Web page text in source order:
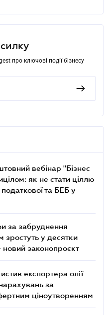
про ключові події бізнесу
вебінар "Бізнес
як не стати ціллю
та БЕБ у
за забруднення
зростуть у десятки
новий законопроєкт
експортера олії
за
ціноутворенням